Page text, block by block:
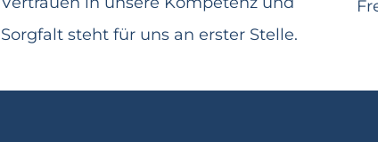
Sorgfalt steht für uns an erster Stelle.